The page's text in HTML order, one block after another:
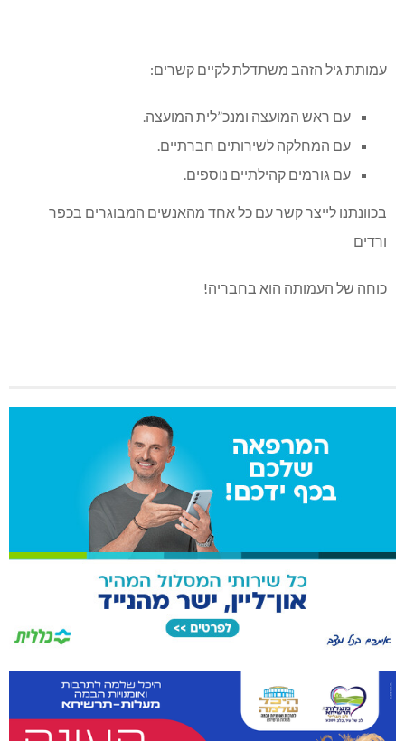
עמותת גיל הזהב משתדלת לקיים קשרים:
עם ראש המועצה ומנכ”לית המועצה.
עם המחלקה לשירותים חברתיים.
עם גורמים קהילתיים נוספים.
בכוונתנו לייצר קשר עם כל אחד מהאנשים המבוגרים בכפר
ורדים
כוחה של העמותה הוא בחבריה!